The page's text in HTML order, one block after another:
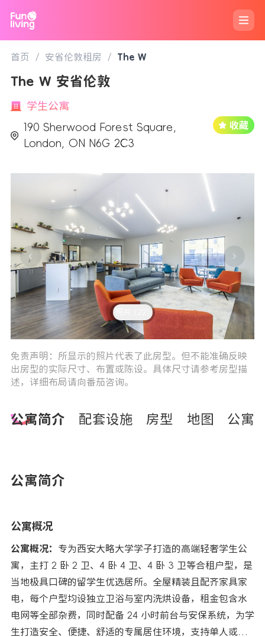
首页 / 安省伦敦租房 / The W
The W 安省伦敦
学生公寓
190 Sherwood Forest Square,
London, ON N6G 2C3
免责声明：所显示的照片代表了此房型。但不能准确反映
出房型的实际尺寸、布置或陈设。具体尺寸请参考房型描
述，详细布局请向番茄咨询。
公寓简介 配套设施 房型 地图 公寓
公寓简介
公寓概况
公寓概况： 专为西安大略大学学子打造的高端轻奢学生公
寓，主打 2 卧 2 卫、4 卧 4 卫、4 卧 3 卫等合租户型，是
当地极具口碑的留学生优选居所。全屋精装且配齐家具家
电，每个户型均设独立卫浴与室内洗烘设备，租金包含水
电网等全部杂费，同时配备 24 小时前台与安保系统，为学
生打造安全、便捷、舒适的专属居住环境，支持单人或团